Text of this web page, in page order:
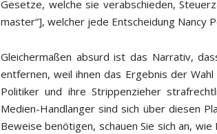
Gesetze, welche sie verabschieden,
master“], welcher jede Entscheidung Nancy
Gleichermaßen absurd ist das Narrativ,
entfernen, weil ihnen das Ergebnis der
Politiker und ihre Strippenzieher
Medien-Handlanger sind sich über diesen
Beweise benötigen, schauen Sie sich an,